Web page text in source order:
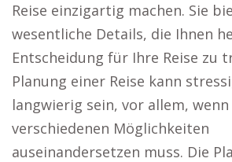
Reise einzigartig machen. Sie
wesentliche Details, die Ihnen
Entscheidung für Ihre Reise zu
Planung einer Reise kann
langwierig sein, vor allem,
verschiedenen Möglichkeiten
auseinandersetzen muss. Die